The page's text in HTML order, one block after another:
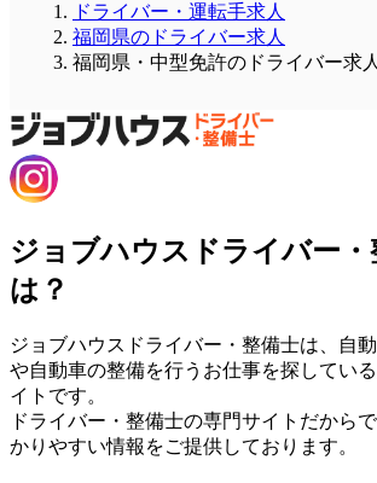
ドライバー・運転手求人
福岡県のドライバー求人
福岡県・中型免許のドライバー求人
ジョブハウスドライバー・
は？
ジョブハウスドライバー・整備士は、自
や自動車の整備を行うお仕事を探してい
イトです。
ドライバー・整備士の専門サイトだから
かりやすい情報をご提供しております。